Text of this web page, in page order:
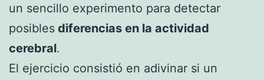
un sencillo experimento para detectar
posibles diferencias en la actividad
cerebral.
El ejercicio consistió en adivinar si un